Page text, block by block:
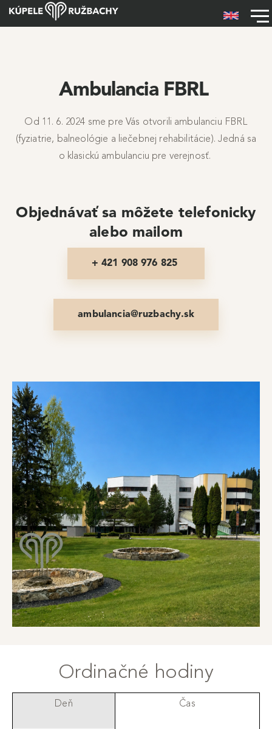
Skočiť na hlavný obsah
Ambulancia FBRL
Od 11. 6. 2024 sme pre Vás otvorili ambulanciu FBRL
(fyziatrie, balneológie a liečebnej rehabilitácie). Jedná sa
o klasickú ambulanciu pre verejnosť.
Objednávať sa môžete telefonicky
alebo mailom
+ 421 908 976 825
ambulancia@ruzbachy.sk
Ordinačné hodiny
Deň Čas